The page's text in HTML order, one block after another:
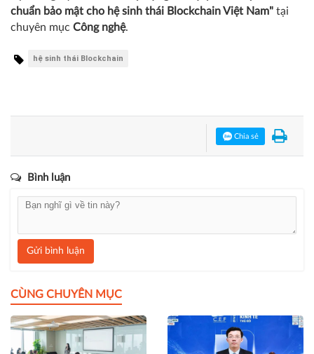
Tượng Satoshi và Blockchain Gallery: Điểm đến văn hoá -
công nghệ mới tại Hà Nội
tài năng Blockchain Việt Nam
Gửi bình luận